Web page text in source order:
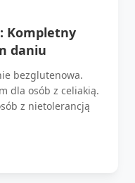
Kompletny
daniu
bezglutenowa.
dla osób z celiakią.
z nietolerancją